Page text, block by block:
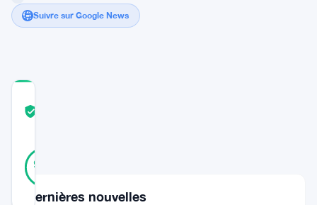
Suivre sur Google News
95
Mis à jour 3 ans il y a
Dernières nouvelles